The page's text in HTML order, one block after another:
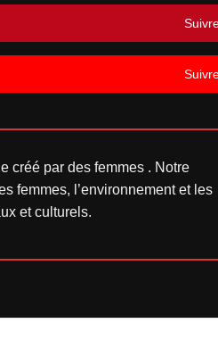
créé par des femmes . Notre
femmes, l’environnement et les
et culturels.